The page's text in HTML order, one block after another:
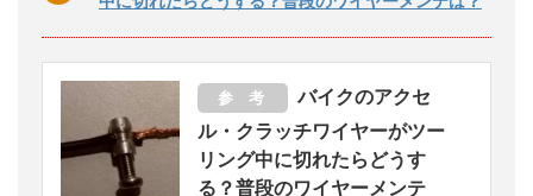
参 考
バイクのアクセ
ル・クラッチワイヤーがツー
リング中に切れたらどうす
る？普段のワイヤーメンテ